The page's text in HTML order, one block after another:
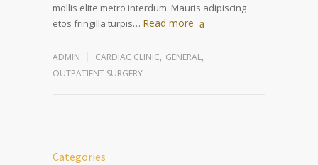
mollis elite metro interdum. Mauris adipiscing
etos fringilla turpis… Read more
ADMIN CARDIAC CLINIC, GENERAL,
OUTPATIENT SURGERY
Categories